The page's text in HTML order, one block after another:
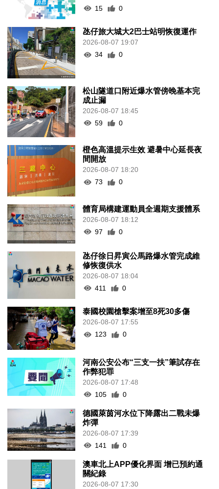
15
0
氹仔旅大城大2巴士站明恢復運作
2026-08-07 19:07
34
0
松山隧道口附近爆水管傍晚基本完
成止漏
2026-08-07 18:45
59
0
橙色高溫提示生效 避暑中心延長夜
間開放
2026-08-07 18:20
73
0
體育局構建運動員全週期支援體系
2026-08-07 18:12
97
0
氹仔徐日昇寅公馬路爆水管完成維
修恢復供水
2026-08-07 18:04
411
0
泰國校園槍擊案增至8死30多傷
2026-08-07 17:55
123
0
河南公安公布“三支一扶”筆試存在
作弊犯罪
2026-08-07 17:48
105
0
德國萊茵河水位下降露出二戰未爆
炸彈
2026-08-07 17:39
141
0
澳車北上APP優化界面 增已預約通
關紀錄
2026-08-07 17:30